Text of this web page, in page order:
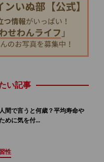
い記事
間で言うと何歳？平均寿命や
めに気を付...
性